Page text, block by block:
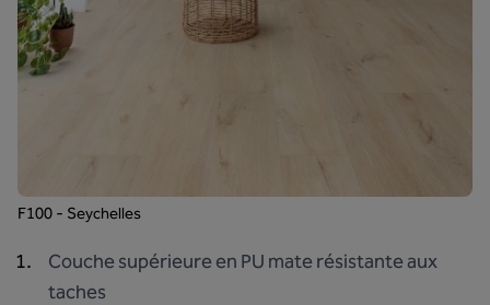
F100 - Seychelles
Couche supérieure en PU mate résistante aux
taches